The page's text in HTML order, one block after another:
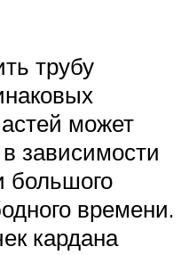
трубу
может
зависимости
большого
времени.
кардана